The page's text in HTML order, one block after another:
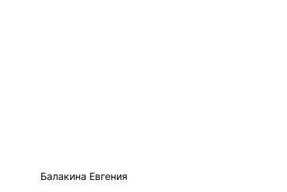
Балакина Евгения